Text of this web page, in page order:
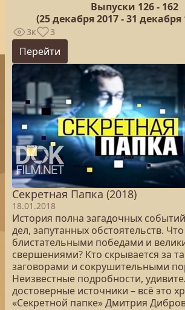
Выпуски 126 - 162
(25декабря 2017 - 31 декабря
3к 3
Перейти
Секретная Папка (2018)
18.01.2018
История полна загадочных
дел, запутанных обстоятельств. Что
блистательными победами и
свершениями? Кто скрывается за
заговорами и сокрушительными
Неизвестные подробности,
достоверные источники – всё это
«Секретной папке» Дмитрия